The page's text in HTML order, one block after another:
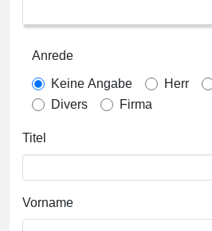
Anrede
Keine Angabe Herr
Divers
Firma
Titel
Vorname